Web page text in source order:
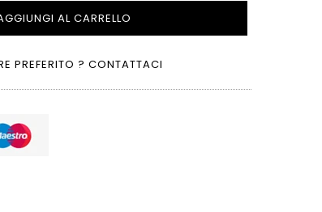
AL CARRELLO
PREFERITO ? CONTATTACI